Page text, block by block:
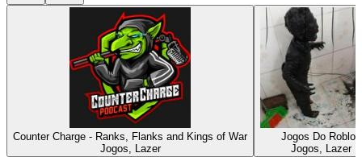
Counter Charge - Ranks, Flanks and Kings of War
Jogos, Lazer
Jogos Do Roblox
Jogos, Lazer